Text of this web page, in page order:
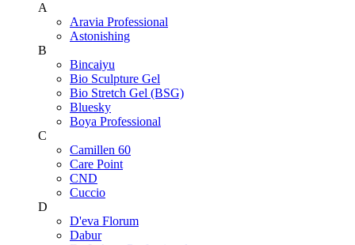
A
Aravia Professional
Astonishing
B
Bincaiyu
Bio Sculpture Gel
Bio Stretch Gel (BSG)
Bluesky
Boya Professional
C
Camillen 60
Care Point
CND
Cuccio
D
D'eva Florum
Dabur